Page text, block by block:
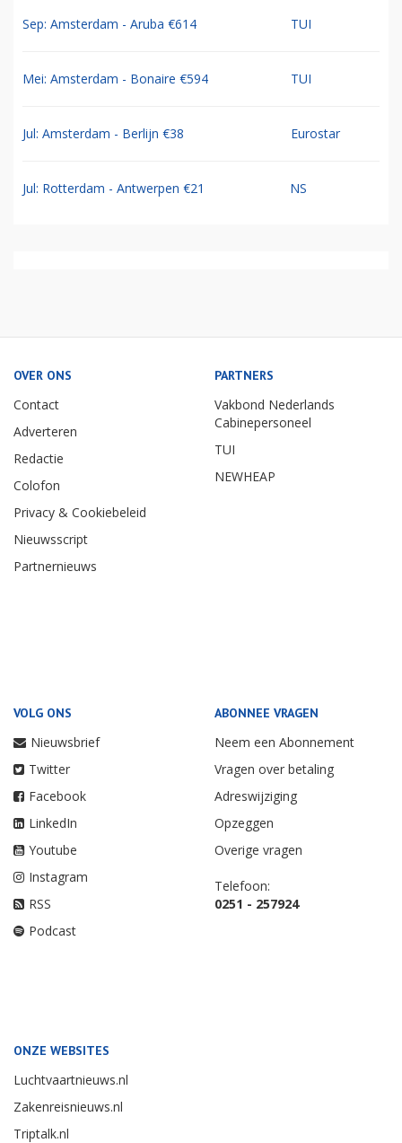
Sep: Amsterdam - Aruba €614 TUI
Mei: Amsterdam - Bonaire €594 TUI
Jul: Amsterdam - Berlijn €38 Eurostar
Jul: Rotterdam - Antwerpen €21 NS
OVER ONS
Contact
Adverteren
Redactie
Colofon
Privacy & Cookiebeleid
Nieuwsscript
Partnernieuws
PARTNERS
Vakbond Nederlands
Cabinepersoneel
TUI
NEWHEAP
VOLG ONS
Nieuwsbrief
Twitter
Facebook
LinkedIn
Youtube
Instagram
RSS
Podcast
ABONNEE VRAGEN
Neem een Abonnement
Vragen over betaling
Adreswijziging
Opzeggen
Overige vragen
Telefoon:
0251 - 257924
ONZE WEBSITES
Luchtvaartnieuws.nl
Zakenreisnieuws.nl
Triptalk.nl